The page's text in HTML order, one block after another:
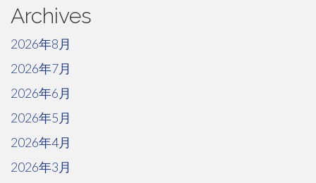
Archives
2026年8月
2026年7月
2026年6月
2026年5月
2026年4月
2026年3月